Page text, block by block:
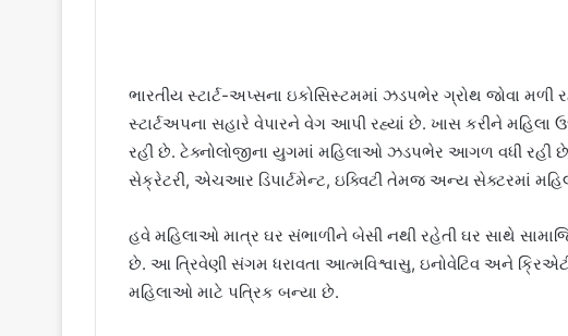
ભારતીય સ્ટાર્ટ-અપ્સના ઇકોસિસ્ટમમાં ઝડપભેર ગ્રોથ જોવા
સ્ટાર્ટઅપના સહારે વેપારને વેગ આપી રહ્યાં છે. ખાસ કરીને મહિલા
રહી છે. ટેક્નોલોજીના યુગમાં મહિલાઓ ઝડપભેર આગળ વધી રહી છે.
સેક્રેટરી, એચઆર ડિપાર્ટમેન્ટ, ઇક્વિટી તેમજ અન્ય સેક્ટરમાં
હવે મહિલાઓ માત્ર ઘર સંભાળીને બેસી નથી રહેતી ઘર સાથે
છે. આ ત્રિવેણી સંગમ ધરાવતા આત્મવિશ્વાસુ, ઇનોવેટિવ અને
મહિલાઓ માટે પત્રિક બન્યા છે.